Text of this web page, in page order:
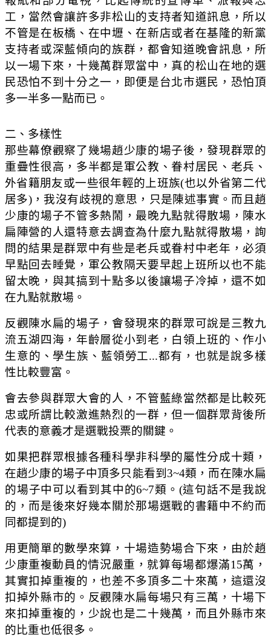
工，當然會讓許多非松山的支持者知道訊息，所以
不管是在板橋、在中壢、在新店或者在基隆的新黨
支持者或深藍傾向的族群，都會知道晚會訊息，所
以一場下來，十幾萬群眾當中，真的松山在地的選
民恐怕不到十分之一，即便是台北市選民，恐怕頂
多一半多一點而已。
二、多樣性
那些幕僚觀察了幾場趙少康的場子後，發現群眾的
重疊性很高，多半都是軍公教、眷村居民、老兵、
外省籍朋友或一些很年輕的上班族(也以外省第二代
居多)，我沒有歧視的意思，只是陳述事實。而且趙
少康的場子不管多熱鬧，最晚九點就得散場，陳水
扁陣營的人還特意去調查為什麼九點就得散場，詢
問的結果是群眾中有些是老兵或眷村中老年，必須
早點回去睡覺，軍公教隔天要早起上班所以也不能
留太晚，與其搞到十點多以後讓場子冷掉，還不如
在九點就散場。
反觀陳水扁的場子，會發現來的群眾可說是三教九
流五湖四海，年齡層從小到老，白領上班的、作小
生意的、學生族、藍領勞工...都有，也就是說多樣
性比較豐富。
會去參與群眾大會的人，不管藍綠當然都是比較死
忠或所謂比較激進熱烈的一群，但一個群眾背後所
代表的意義才是選戰投票的關鍵。
如果把群眾根據各種科學非科學的屬性分成十類，
在趙少康的場子中頂多只能看到3~4類，而在陳水扁
的場子中可以看到其中的6~7類。(這句話不是我說
的，而是後來好幾本關於那場選戰的書籍中不約而
同都提到的)
用更簡單的數學來算，十場造勢場合下來，由於趙
少康重複動員的情況嚴重，就算每場都爆滿15萬，
其實扣掉重複的，也差不多頂多二十來萬，這還沒
扣掉外縣市的。反觀陳水扁每場只有三萬，十場下
來扣掉重複的，少說也是二十幾萬，而且外縣市來
的比重也低很多。